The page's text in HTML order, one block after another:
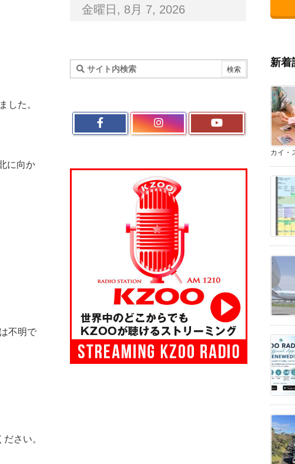
た。
に向か
不明で
さい。
金曜日, 8月 7, 2026
新着
カイ・